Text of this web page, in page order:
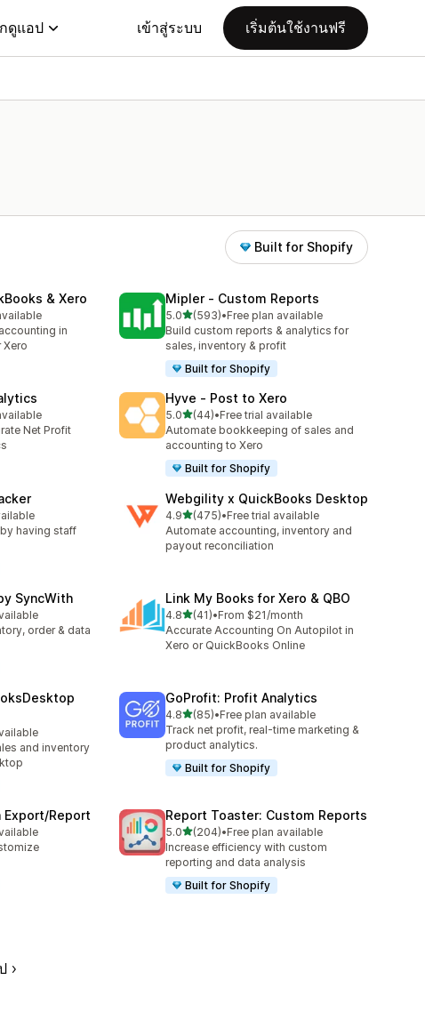
กดูแอป เข้าสู่ระบบ เริ่มต้นใช้งานฟรี
Built for Shopify
& Xero
in
Mipler ‑ Custom Reports
5.0เต็ม 5 ดาว
(593)
ทั้งหมด 593 รีวิว
•Free plan available
Build custom reports & analytics for
sales, inventory & profit
Built for Shopify
Net Profit
Hyve ‑ Post to Xero
5.0เต็ม 5 ดาว
(44)
ทั้งหมด 44 รีวิว
•Free trial available
Automate bookkeeping of sales and
accounting to Xero
Built for Shopify
having staff
Webgility x QuickBooks Desktop
4.9เต็ม 5 ดาว
(475)
ทั้งหมด 475 รีวิว
•Free trial available
Automate accounting, inventory and
payout reconciliation
SyncWith
order & data
Link My Books for Xero & QBO
4.8เต็ม 5 ดาว
(41)
ทั้งหมด 41 รีวิว
•From $21/month
Accurate Accounting On Autopilot in
Xero or QuickBooks Online
and inventory
GoProfit: Profit Analytics
4.8เต็ม 5 ดาว
(85)
ทั้งหมด 85 รีวิว
•Free plan available
Track net profit, real-time marketing &
product analytics.
Built for Shopify
Export/Report Report Toaster: Custom Reports
5.0เต็ม 5 ดาว
(204)
ทั้งหมด 204 รีวิว
•Free plan available
Increase efficiency with custom
reporting and data analysis
Built for Shopify